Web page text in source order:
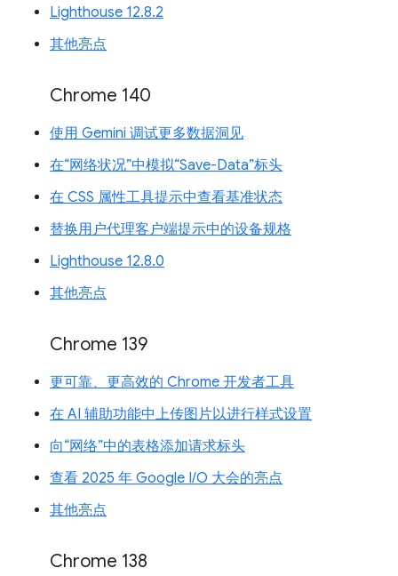
Lighthouse 12.8.2
其他亮点
Chrome 140
使用 Gemini 调试更多数据洞见
在“网络状况”中模拟“Save-Data”标头
在 CSS 属性工具提示中查看基准状态
替换用户代理客户端提示中的设备规格
Lighthouse 12.8.0
其他亮点
Chrome 139
更可靠、更高效的 Chrome 开发者工具
在 AI 辅助功能中上传图片以进行样式设置
向“网络”中的表格添加请求标头
查看 2025 年 Google I/O 大会的亮点
其他亮点
Chrome 138